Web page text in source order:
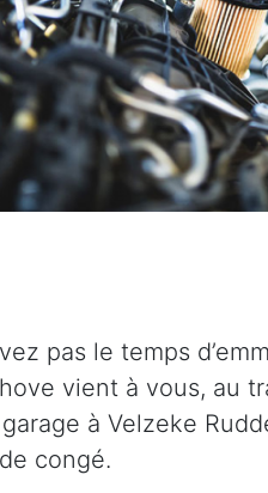
pas le temps
vient à vous, au
à Velzeke
congé.